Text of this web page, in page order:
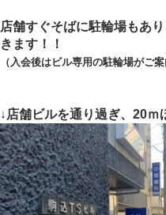
店舗すぐそばに駐輪場もあ
きます！！
（入会後はビル専用の駐輪場がご案
↓店舗ビルを通り過ぎ、20